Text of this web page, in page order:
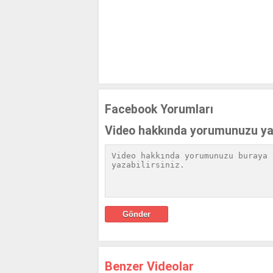
Facebook Yorumları
Video hakkında yorumunuzu
Benzer Videolar